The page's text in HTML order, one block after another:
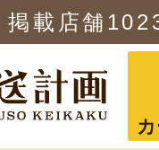
掲載店舗